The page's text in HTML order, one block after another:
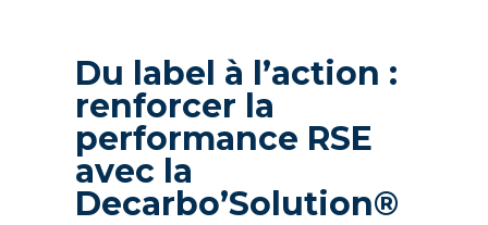
Du label à l’action :
renforcer la
performance RSE
avec la
Decarbo’Solution®